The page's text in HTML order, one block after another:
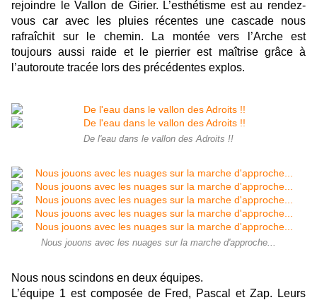
rejoindre le Vallon de Girier. L’esthétisme est au rendez-
vous car avec les pluies récentes une cascade nous
rafraîchit sur le chemin. La montée vers l’Arche est
toujours aussi raide et le pierrier est maîtrise grâce à
l’autoroute tracée lors des précédentes explos.
De l'eau dans le vallon des Adroits !!
Nous jouons avec les nuages sur la marche d'approche...
Nous nous scindons en deux équipes.
L’équipe 1 est composée de Fred, Pascal et Zap. Leurs